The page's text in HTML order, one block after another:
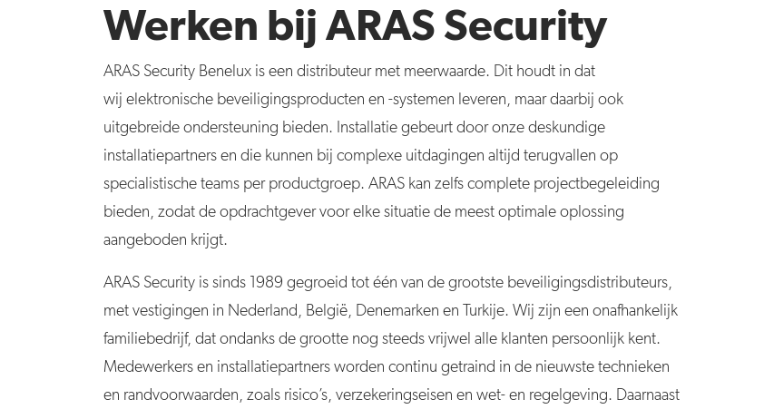
Werken bij ARAS Security
ARAS Security Benelux is een distributeur met meerwaarde. Dit houdt in dat
wij elektronische beveiligingsproducten en -systemen leveren, maar daarbij ook
uitgebreide ondersteuning bieden. Installatie gebeurt door onze deskundige
installatiepartners en die kunnen bij complexe uitdagingen altijd terugvallen op
specialistische teams per productgroep. ARAS kan zelfs complete projectbegeleiding
bieden, zodat de opdrachtgever voor elke situatie de meest optimale oplossing
aangeboden krijgt.
ARAS Security is sinds 1989 gegroeid tot één van de grootste beveiligingsdistributeurs,
met vestigingen in Nederland, België, Denemarken en Turkije. Wij zijn een onafhankelijk
familiebedrijf, dat ondanks de grootte nog steeds vrijwel alle klanten persoonlijk kent.
Medewerkers en installatiepartners worden continu getraind in de nieuwste technieken
en randvoorwaarden, zoals risico’s, verzekeringseisen en wet- en regelgeving. Daarnaast